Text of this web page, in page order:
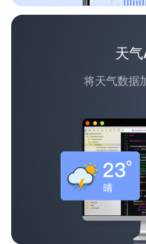
天
将天气数据